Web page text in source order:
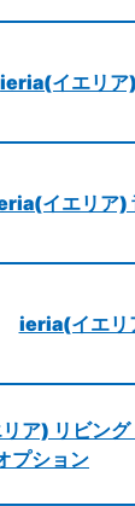
ieria(イエリア
イエリア)
ieria(イエリ
ア) リビング
プション